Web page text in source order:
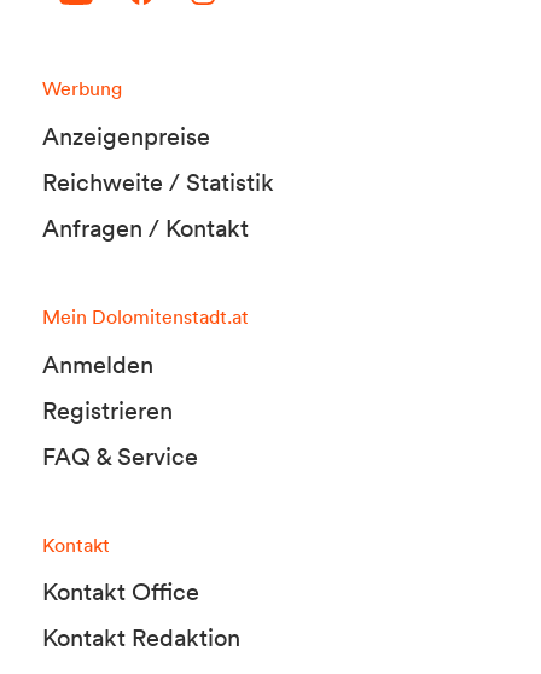
Werbung
Anzeigenpreise
Reichweite / Statistik
Anfragen / Kontakt
Mein Dolomitenstadt.at
Anmelden
Registrieren
FAQ & Service
Kontakt
Kontakt Office
Kontakt Redaktion